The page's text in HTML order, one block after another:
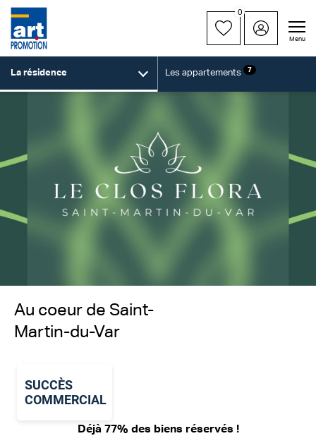
0
Menu
La résidence Les appartements 7
Au coeur de Saint-
Martin-du-Var
SUCCÈS
COMMERCIAL
Déjà 77% des biens réservés !